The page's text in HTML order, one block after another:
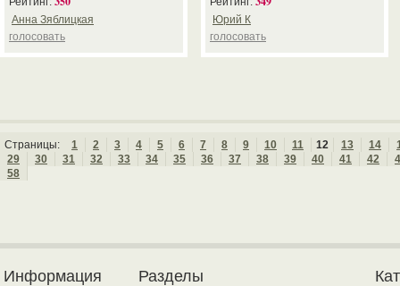
Анна Зяблицкая
голосовать
Юрий К
голосовать
Страницы: 1 2 3 4 5 6 7 8 9 10 11 12 13 14
29
30 31 32 33 34 35 36 37 38 39 40 41 42
58
Информация Разделы